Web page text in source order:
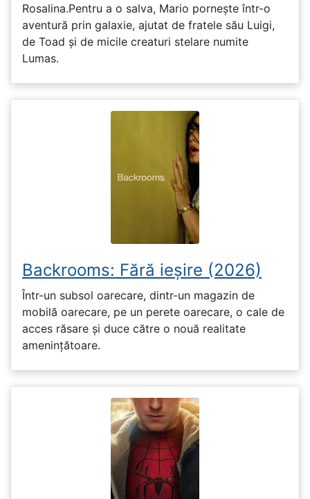
Rosalina.Pentru a o salva, Mario pornește într-o
aventură prin galaxie, ajutat de fratele său Luigi,
de Toad și de micile creaturi stelare numite
Lumas.
Backrooms: Fără ieșire (2026)
Într-un subsol oarecare, dintr-un magazin de
mobilă oarecare, pe un perete oarecare, o cale de
acces răsare și duce către o nouă realitate
amenințătoare.